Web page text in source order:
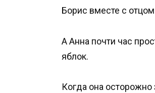
Борис вместе с
А Анна почти час
яблок.
Когда она осторожно